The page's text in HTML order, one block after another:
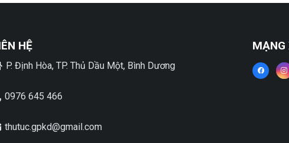
HỆ
P. Định Hòa, TP. Thủ Dầu Một, Bình Dương
0976 645 466
thutuc.gpkd@gmail.com
MẠNG